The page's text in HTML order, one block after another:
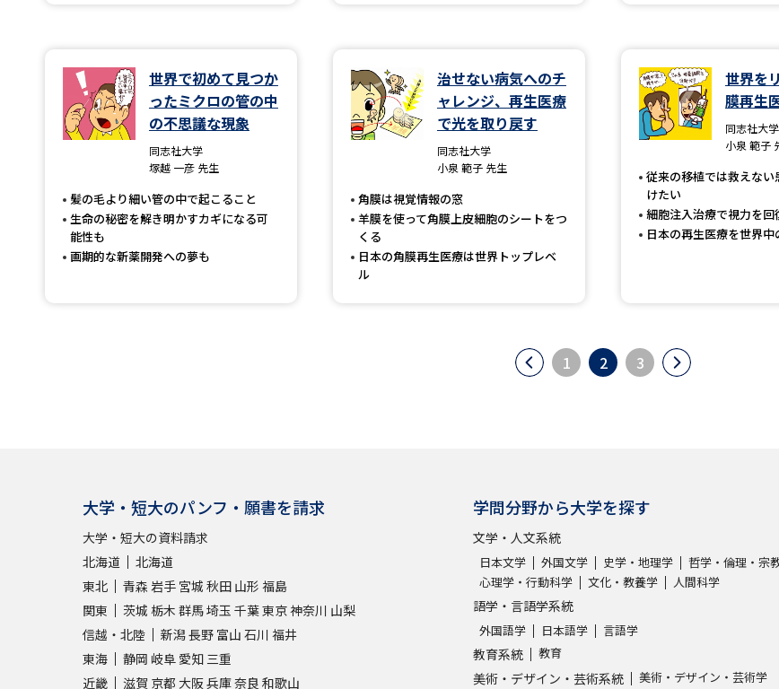
個人情報取扱規定
特定商取引表記
受験情報リンク
世界で初めて見つか
ったミクロの管の中
の不思議な現象
同志社大学
塚越 一彦 先生
髪の毛より細い管の中で起こること
生命の秘密を解き明かすカギになる可
能性も
画期的な新薬開発への夢も
治せない病気へのチ
ャレンジ、再生医療
で光を取り戻す
同志社大学
小泉 範子 先生
角膜は視覚情報の窓
羊膜を使って角膜上皮細胞のシートをつ
くる
日本の角膜再生医療は世界トップレベ
ル
世界を
膜再生
同志社大学
小泉 範子
従来の移植では救えない
けたい
細胞注入治療で視力を回
日本の再生医療を世界
1 2 3
大学・短大のパンフ・願書を請求
大学・短大の資料請求
北海道
北海道
東北
青森 岩手 宮城 秋田 山形 福島
関東
茨城 栃木 群馬埼玉 千葉東京神奈川 山梨
信越・北陸
新潟長野 富山 石川 福井
東海
静岡 岐阜 愛知 三重
近畿
滋賀 京都 大阪兵庫奈良 和歌山
学問分野から大学を探す
文学・人文系統
日本文学 外国文学 史学・地理学
哲学・倫理・宗
心理学・行動科学
文化・教養学 人間科学
語学・言語学系統
外国語学 日本語学 言語学
教育系統 教育
美術・デザイン・芸術系統 美術・デザイン・芸術学